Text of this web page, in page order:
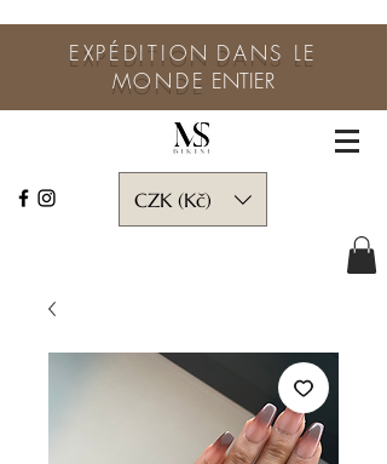
EXPÉDITION DANS LE
MONDE ENTIER
CZK (Kč)